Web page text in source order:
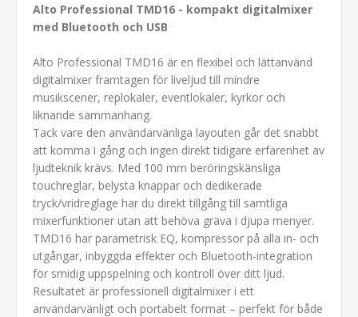
Alto Professional TMD16 - kompakt digitalmixer
med Bluetooth och USB
Alto Professional TMD16 är en flexibel och lättanvänd
digitalmixer framtagen för liveljud till mindre
musikscener, replokaler, eventlokaler, kyrkor och
liknande sammanhang.
Tack vare den användarvänliga layouten går det snabbt
att komma i gång och ingen direkt tidigare erfarenhet av
ljudteknik krävs. Med 100 mm beröringskänsliga
touchreglar, belysta knappar och dedikerade
tryck/vridreglage har du direkt tillgång till samtliga
mixerfunktioner utan att behöva gräva i djupa menyer.
TMD16 har parametrisk EQ, kompressor på alla in- och
utgångar, inbyggda effekter och Bluetooth-integration
för smidig uppspelning och kontroll över ditt ljud.
Resultatet är professionell digitalmixer i ett
användarvänligt och portabelt format – perfekt för både